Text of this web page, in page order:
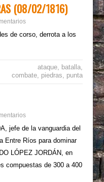
(08/02/1816)
de corso, derrota a los
ataque, batalla,
combate, piedras, punta
jefe de la vanguardia del
Entre Ríos para dominar
LÓPEZ JORDÁN, en
compuestas de 300 a 400